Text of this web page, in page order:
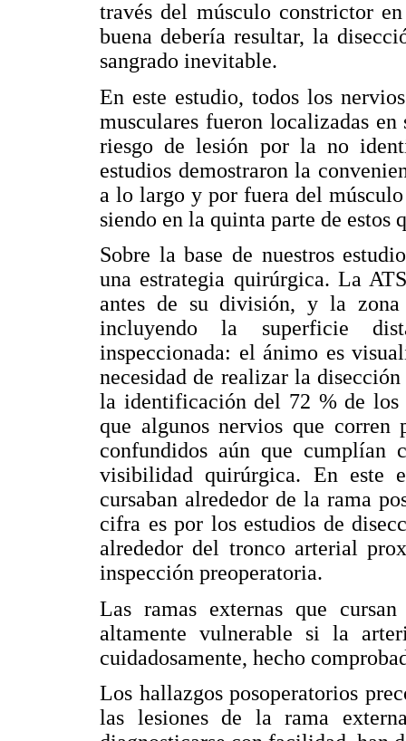
través del músculo constrictor
buena debería resultar, la
sangrado inevitable.
En este estudio, todos los
musculares fueron localizadas
riesgo de lesión por la no
estudios demostraron la
a lo largo y por fuera del
siendo en la quinta parte de estos
Sobre la base de nuestros
una estrategia quirúrgica. La
antes de su división, y la
incluyendo la superficie
inspeccionada: el ánimo es
necesidad de realizar la
la identificación del 72 % de los
que algunos nervios que corren
confundidos aún que cumplían
visibilidad quirúrgica. En este
cursaban alrededor de la rama
cifra es por los estudios de
alrededor del tronco arterial
inspección preoperatoria.
Las ramas externas que
altamente vulnerable si la
cuidadosamente, hecho
Los hallazgos posoperatorios
las lesiones de la rama